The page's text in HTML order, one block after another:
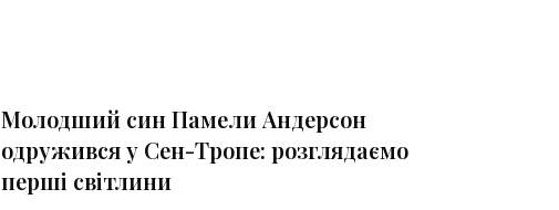
Молодший син Памели Андерсон
одружився у Сен-Тропе: розглядаємо
перші світлини